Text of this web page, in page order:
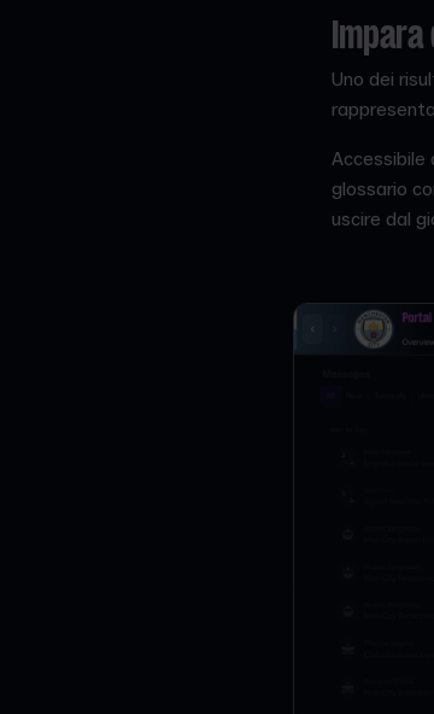
Impara
Uno dei
Accessibile
glossario
uscire dal